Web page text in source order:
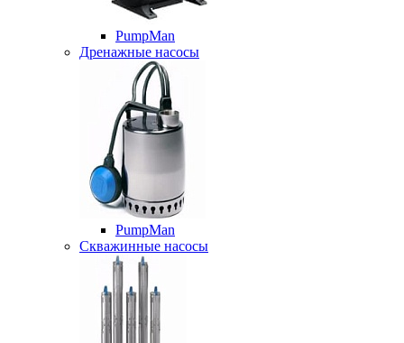
PumpMan
Дренажные насосы
PumpMan
Скважинные насосы